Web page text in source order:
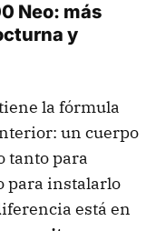
Neo: más
y
la fórmula
un cuerpo
tanto para
para instalarlo
está en